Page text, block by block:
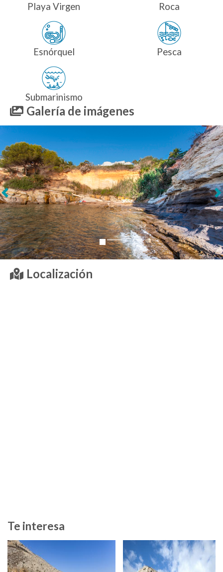
Playa Virgen Roca
Esnórquel Pesca
Submarinismo
Galería de imágenes
Siguiente
Localización
Te interesa